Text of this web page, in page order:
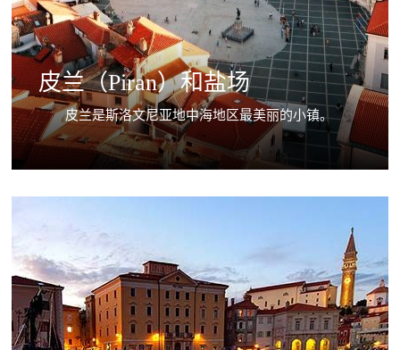
皮兰（Piran）和盐场
皮兰是斯洛文尼亚地中海地区最美丽的小镇。